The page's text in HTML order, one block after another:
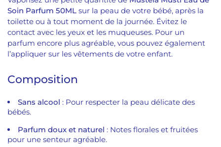
Soin Parfum 50ML sur la peau de votre bébé, après la
toilette ou à tout moment de la journée. Évitez le
contact avec les yeux et les muqueuses. Pour un
parfum encore plus agréable, vous pouvez également
l’appliquer sur les vêtements de votre enfant.
Composition
Sans alcool : Pour respecter la peau délicate des
bébés.
Parfum doux et naturel : Notes florales et fruitées
pour une senteur agréable.